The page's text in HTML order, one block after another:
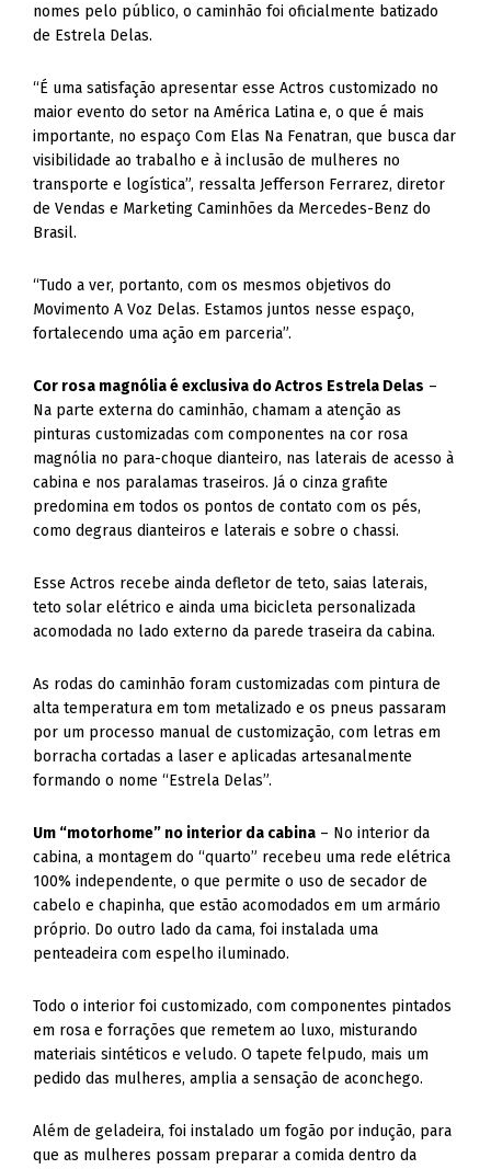
nomes pelo público, o caminhão foi oficialmente batizado
de Estrela Delas.
“É uma satisfação apresentar esse Actros customizado no
maior evento do setor na América Latina e, o que é mais
importante, no espaço Com Elas Na Fenatran, que busca dar
visibilidade ao trabalho e à inclusão de mulheres no
transporte e logística”, ressalta Jefferson Ferrarez, diretor
de Vendas e Marketing Caminhões da Mercedes-Benz do
Brasil.
“Tudo a ver, portanto, com os mesmos objetivos do
Movimento A Voz Delas. Estamos juntos nesse espaço,
fortalecendo uma ação em parceria”.
Cor rosa magnólia é exclusiva do Actros Estrela Delas –
Na parte externa do caminhão, chamam a atenção as
pinturas customizadas com componentes na cor rosa
magnólia no para-choque dianteiro, nas laterais de acesso à
cabina e nos paralamas traseiros. Já o cinza grafite
predomina em todos os pontos de contato com os pés,
como degraus dianteiros e laterais e sobre o chassi.
Esse Actros recebe ainda defletor de teto, saias laterais,
teto solar elétrico e ainda uma bicicleta personalizada
acomodada no lado externo da parede traseira da cabina.
As rodas do caminhão foram customizadas com pintura de
alta temperatura em tom metalizado e os pneus passaram
por um processo manual de customização, com letras em
borracha cortadas a laser e aplicadas artesanalmente
formando o nome “Estrela Delas”.
Um “motorhome” no interior da cabina – No interior da
cabina, a montagem do “quarto” recebeu uma rede elétrica
100% independente, o que permite o uso de secador de
cabelo e chapinha, que estão acomodados em um armário
próprio. Do outro lado da cama, foi instalada uma
penteadeira com espelho iluminado.
Todo o interior foi customizado, com componentes pintados
em rosa e forrações que remetem ao luxo, misturando
materiais sintéticos e veludo. O tapete felpudo, mais um
pedido das mulheres, amplia a sensação de aconchego.
Além de geladeira, foi instalado um fogão por indução, para
que as mulheres possam preparar a comida dentro da